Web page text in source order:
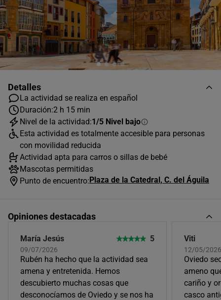
AGOSTO 2026
L
M X J V S D
1
2
10
11 12 13
17
18 19 22
23
24
25 26 29
31
Horas disponibles (2)
Detalles
La actividad se realiza en español
Duración:2 h 15 min
Nivel de la actividad:1/5 Nivel bajo
Esta actividad es totalmente accesible para personas
con movilidad reducida
Actividad apta para carros o sillas de bebé
Mascotas permitidas
Punto de encuentro:Plaza de la Catedral, C. del Águila
Opiniones destacadas
María Jesús
09/07/2026
5
Rubén ha hecho que la actividad sea
amena y entretenida. Hemos
descubierto muchas cosas que
desconocíamos de Oviedo y se nos ha
Viti
12/05/2026
Oviedo
ameno
cariño y
casco